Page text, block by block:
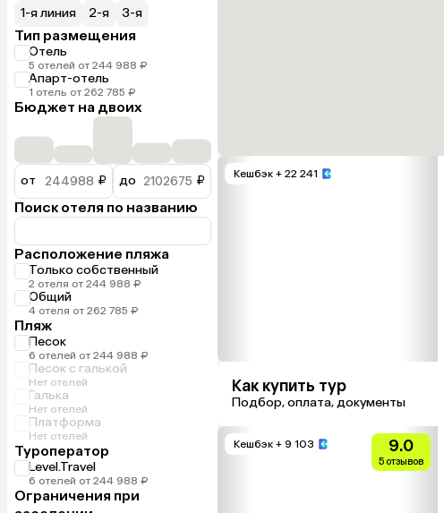
1-я линия 2-я 3-я
Тип размещения
Отель
5 отелей от 244 988 ₽
Апарт-отель
1 отель от 262 785 ₽
Бюджет на двоих
от ₽ до ₽
Поиск отеля по названию
Расположение пляжа
Только собственный
2 отеля от 244 988 ₽
Общий
4 отеля от 262 785 ₽
Пляж
Песок
6 отелей от 244 988 ₽
Песок с галькой
Нет отелей
Галька
Нет отелей
Платформа
Нет отелей
Туроператор
Level.Travel
6 отелей от 244 988 ₽
Ограничения при
Кешбэк + 22 241
Как купить тур
Подбор, оплата, документы
Кешбэк + 9 103 9.0
5 отзывов